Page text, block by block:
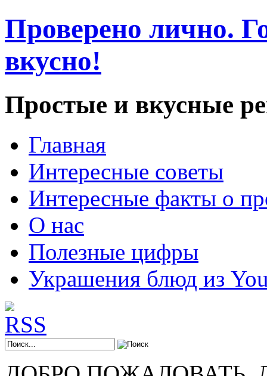
Проверено лично.
вкусно!
Простые и вкусные
Главная
Интересные советы
Интересные факты о
О нас
Полезные цифры
Украшения блюд из